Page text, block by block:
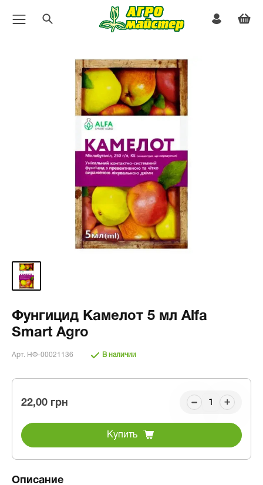
Фунгицид Камелот 5 мл Alfa
Smart Agro
Арт. НФ-00021136 В наличии
22,00 грн
Купить
Описание